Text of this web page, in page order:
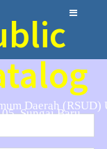
Daerah (RSUD)
Sungai Baru